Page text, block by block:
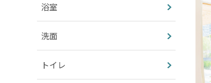
浴室
洗面
トイレ